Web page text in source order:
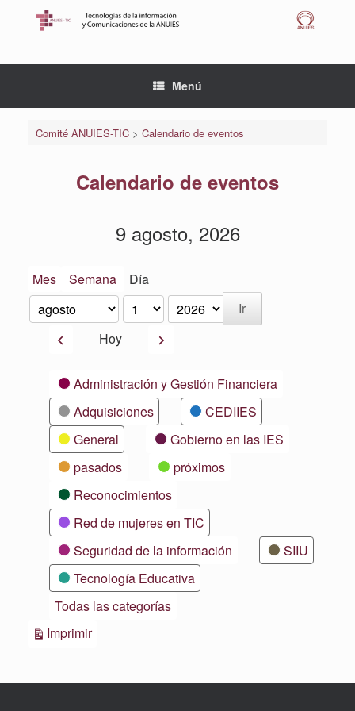
Menú
Comité ANUIES-TIC> Calendario de eventos
Calendario de eventos
9 agosto, 2026
Mes Semana Día
Mes
Día
Año
AnteriorHoy Siguiente
CategoríasAdministración y Gestión Financiera
Adquisiciones
CEDIIES
General
Gobierno en las IES
pasados
próximos
Reconocimientos
Red de mujeres en TIC
Seguridad de la información
SIIU
Tecnología Educativa
Todas las categorías
ImprimirVistas